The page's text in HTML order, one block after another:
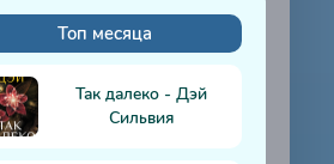
Топ месяца
Так далеко - Дэй
Сильвия